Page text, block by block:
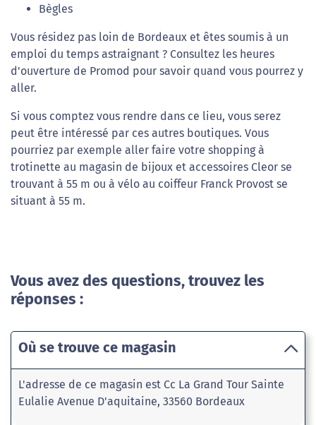
Bègles
Vous résidez pas loin de Bordeaux et êtes soumis à un
emploi du temps astraignant ? Consultez les heures
d'ouverture de Promod pour savoir quand vous pourrez y
aller.
Si vous comptez vous rendre dans ce lieu, vous serez
peut être intéressé par ces autres boutiques. Vous
pourriez par exemple aller faire votre shopping à
trotinette au magasin de bijoux et accessoires Cleor se
trouvant à 55 m ou à vélo au coiffeur Franck Provost se
situant à 55 m.
Vous avez des questions, trouvez les
réponses :
Où se trouve ce magasin
L'adresse de ce magasin est Cc La Grand Tour Sainte
Eulalie Avenue D'aquitaine, 33560 Bordeaux